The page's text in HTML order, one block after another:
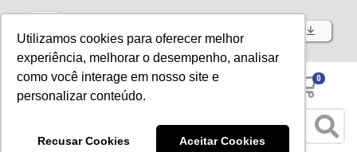
Utilizamos cookies para oferecer melhor
experiência, melhorar o desempenho, analisar
como você interage em nosso site e
personalizar conteúdo.
Recusar Cookies Aceitar Cookies
Baixe já nosso APP
0